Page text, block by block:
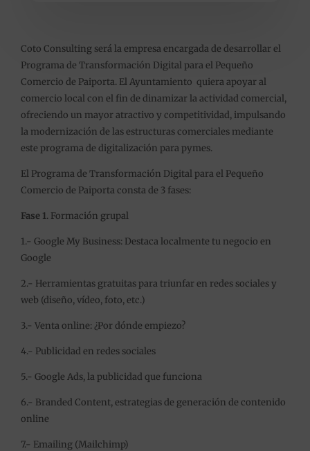
Coto Consulting será la empresa encargada de desarrollar el
Programa de Transformación Digital para el Pequeño
Comercio de Paiporta. El Ayuntamiento quiera apoyar al
comercio local con el fin de dinamizar la actividad comercial,
ofreciendo un mayor atractivo y competitividad, impulsando
la modernización de las estructuras comerciales mediante
este programa de digitalización para pymes.
El Programa de Transformación Digital para el Pequeño
Comercio de Paiporta consta de 3 fases:
Fase 1. Formación grupal
1.- Google My Business: Destaca localmente tu negocio en
Google
2.- Herramientas gratuitas para triunfar en redes sociales y
web (diseño, vídeo, foto, etc.)
3.- Venta online: ¿Por dónde empiezo?
4.- Publicidad en redes sociales
5.- Google Ads, la publicidad que funciona
6.- Branded Content, estrategias de generación de contenido
online
7.- Emailing (Mailchimp)